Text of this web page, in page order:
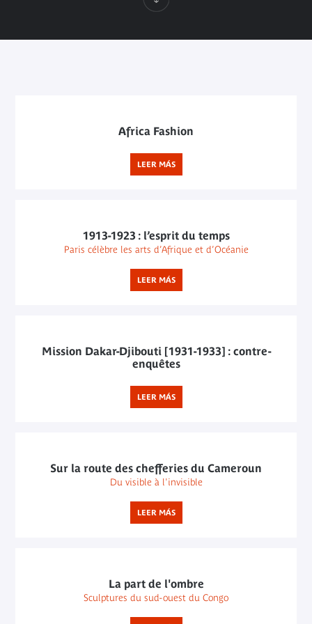
Africa Fashion
LEER MÁS
1913-1923 : l’esprit du temps
Paris célèbre les arts d’Afrique et d’Océanie
LEER MÁS
Mission Dakar-Djibouti [1931-1933] : contre-
enquêtes
LEER MÁS
Sur la route des chefferies du Cameroun
Du visible à l'invisible
LEER MÁS
La part de l'ombre
Sculptures du sud-ouest du Congo